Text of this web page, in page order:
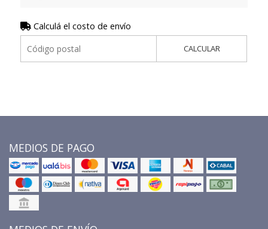
Calculá el costo de envío
CALCULAR
MEDIOS DE PAGO